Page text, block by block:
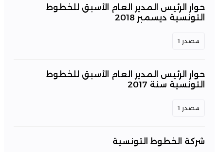
حوار الرئيس المدير العام الأسبق للخطوط
التونسية ديسمبر 2018
مصدر 1
حوار الرئيس المدير العام الأسبق للخطوط
التونسية سنة 2017
مصدر 1
شركة الخطوط التونسية